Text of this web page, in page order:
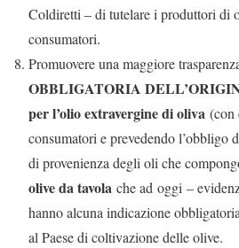
Coldiretti – di tutelare i produttori di
consumatori.
Promuovere una maggiore
OBBLIGATORIA
per l’olio extravergine di oliva (con
consumatori e prevedendo l’obbligo
di provenienza degli oli che
olive da tavola che ad oggi –
hanno alcuna indicazione
al Paese di coltivazione delle olive.